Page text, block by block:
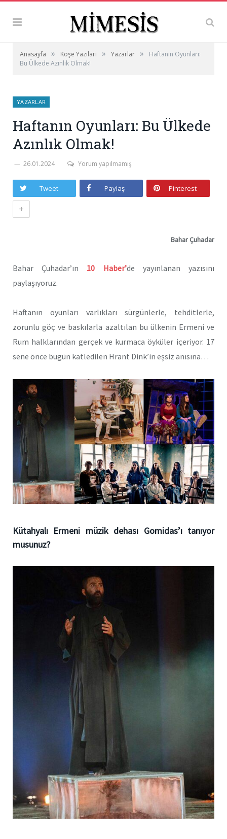
Anasayfa » Köşe Yazıları » Yazarlar »
Haftanın Oyunları:
Bu Ülkede Azınlık Olmak!
YAZARLAR
Haftanın Oyunları: Bu Ülkede
Azınlık Olmak!
26.01.2024 Yorum yapılmamış
Tweet Paylaş Pinterest
+
Bahar Çuhadar
Bahar Çuhadar’ın 10 Haber’de yayınlanan yazısını
paylaşıyoruz.
Haftanın oyunları varlıkları sürgünlerle, tehditlerle,
zorunlu göç ve baskılarla azaltılan bu ülkenin Ermeni ve
Rum halklarından gerçek ve kurmaca öyküler içeriyor. 17
sene önce bugün katledilen Hrant Dink’in eşsiz anısına…
Kütahyalı Ermeni müzik dehası Gomidas’ı tanıyor
musunuz?